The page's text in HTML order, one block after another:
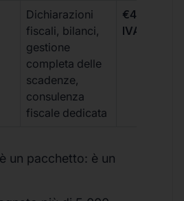
Dichiarazioni
fiscali, bilanci,
gestione
completa delle
scadenze,
consulenza
fiscale dedicata
€499 +
IVA/
un pacchetto: è un